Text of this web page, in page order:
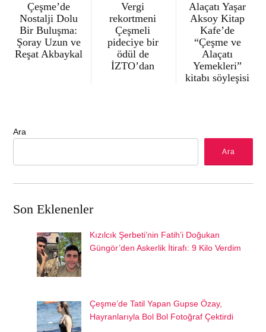
Çeşme’de
Nostalji Dolu
Bir Buluşma:
Şoray Uzun ve
Reşat Akbaykal
Vergi
rekortmeni
Çeşmeli
pideciye bir
ödül de
İZTO’dan
Alaçatı Yaşar
Aksoy Kitap
Kafe’de
“Çeşme ve
Alaçatı
Yemekleri”
kitabı söyleşisi
Ara
Ara
Son Eklenenler
Kızılcık Şerbeti’nin Fatih’i Doğukan
Güngör’den Askerlik İtirafı: 9 Kilo Verdim
Çeşme’de Tatil Yapan Gupse Özay,
Hayranlarıyla Bol Bol Fotoğraf Çektirdi